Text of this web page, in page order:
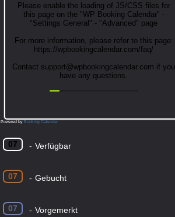
Please enable the loading of JS/CSS files for
this page on the "WP Booking Calendar" -
"Settings General" - "Advanced" page
For more information, please refer to this page:
https://wpbookingcalendar.com/faq/
Contact support@wpbookingcalendar.com if you
have any questions.
Powered by Booking Calendar
07 - Verfügbar
07 - Gebucht
07 - Vorgemerkt